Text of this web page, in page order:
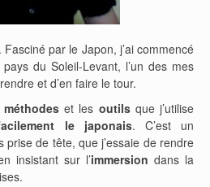
par le Japon, j’ai commencé
du Soleil-Levant, l’un des mes
et d’en faire le tour.
méthodeset les outilsque j’utilise
le japonais. C’est un
prise de tête, que j’essaie de rendre
insistant sur l’immersion dans la